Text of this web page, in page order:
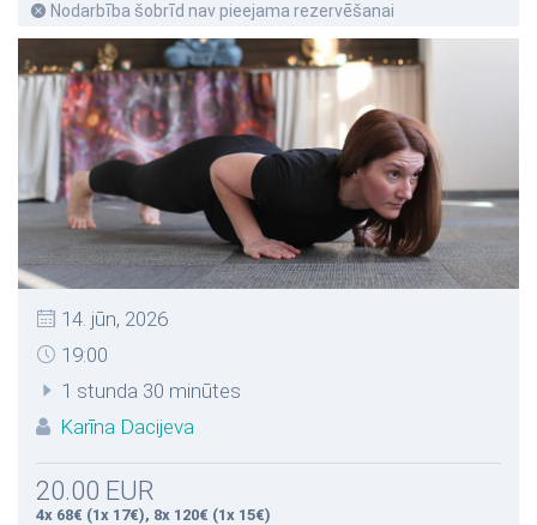
Nodarbība šobrīd nav pieejama rezervēšanai
14. jūn, 2026
19:00
1 stunda 30 minūtes
Karīna Dacijeva
20.00 EUR
4x 68€ (1x 17€), 8x 120€ (1x 15€)